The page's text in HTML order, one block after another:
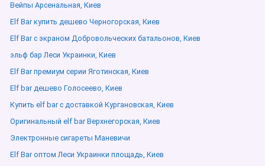
Вейпы Арсенальная, Киев
Elf Bar купить дешево Черногорская, Киев
Elf Bar с экраном Добровольческих батальонов, Киев
эльф бар Леси Украинки, Киев
Elf Bar премиум серии Яготинская, Киев
Elf bar дешево Голосеево, Киев
Купить elf bar с доставкой Кургановская, Киев
Оригинальный elf bar Верхнегорская, Киев
Электронные сигареты Маневичи
Elf Bar оптом Леси Украинки площадь, Киев